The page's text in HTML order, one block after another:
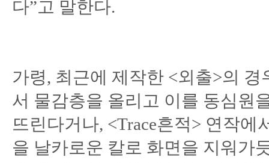
다”고 말한다.
가령, 최근에 제작한 <외출>의
서 물감층을 올리고 이를 동심원
뜨린다거나, <Trace흔적> 연작
을 날카로운 칼로 화면을 지워가